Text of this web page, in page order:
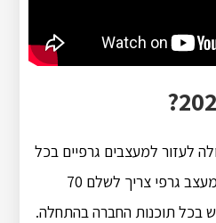
לעזור למעצבים גרפיים בכל
רחבי העולם בעבודתם. כל מעצב גרפי צריך לשלם 70
בכל תוכנות החברה בהתחלה.